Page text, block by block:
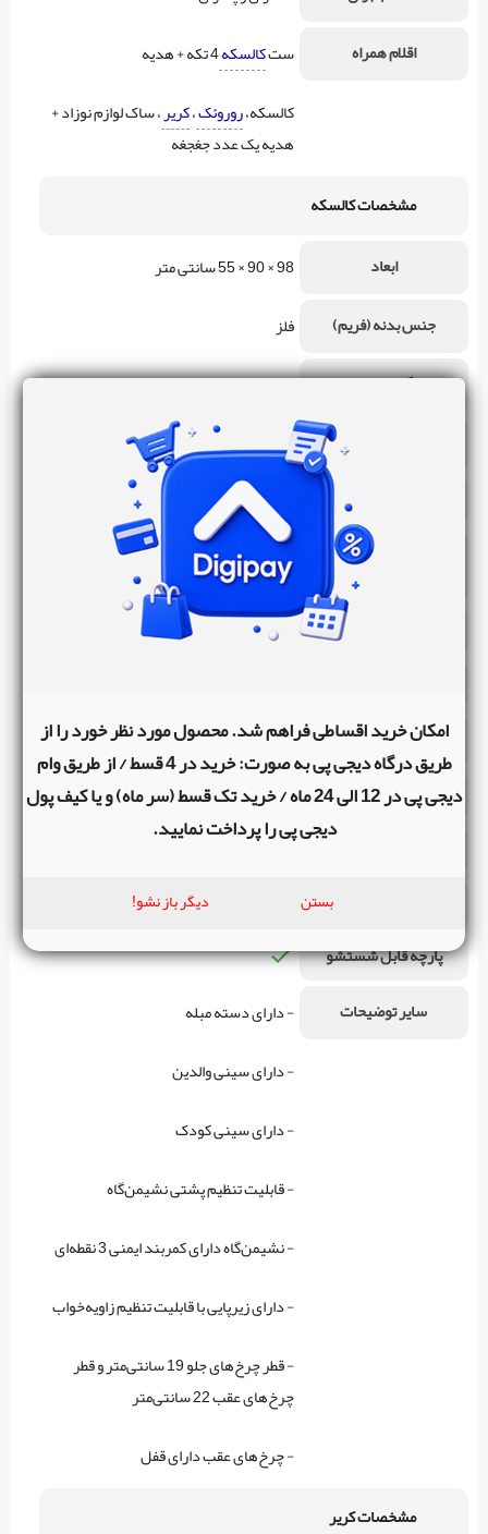
اقلام همراه
ستکالسکه4 تکه + هدیه
کالسکه،روروئک،کریر، ساک لوازم نوزاد +
هدیه یک عدد جغجغه
مشخصات کالسکه
ابعاد
98 × 90 × 55 سانتی متر
جنس بدنه (فریم)
فلز
گروه سنی
1 ماه تا 4 سال
وزن قابل تحمل
حداکثر تا 30 کیلوگرم
قابلیت جمع شدن
تغییر جهت سیت رو به
کمربند ایمنی
تعداد چرخ
6 عدد
ترمز
پارچه قابل شستشو
سایر توضیحات
- دارای دسته مبله
- دارای سینی والدین
- دارای سینی کودک
- قابلیت تنظیم پشتی نشیمن‌گاه
- نشیمن‌گاه دارای کمربند ایمنی 3 نقطه‌ای
- دارای زیرپایی با قابلیت تنظیم زاویه‌خواب
- قطر چرخ‌های جلو 19 سانتی‌متر و قطر
چرخ‌های عقب 22 سانتی‌متر
- چرخ‌های عقب دارای قفل
مشخصات کریر
امکان خرید اقساطی فراهم شد. محصول مورد نظر خورد را از
طریق درگاه دیجی پی به صورت: خرید در 4 قسط / از طریق وام
دیجی پی در 12 الی 24 ماه / خرید تک قسط (سر ماه) و یا کیف پول
دیجی پی را پرداخت نمایید.
بستن دیگر باز نشو!